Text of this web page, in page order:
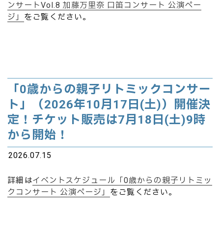
ンサートVol.8 加藤万里奈 口笛コンサート 公演ペー
ジ」 をご覧ください。
「0歳からの親子リトミックコンサー
ト」（2026年10月17日(土)）開催決
定！チケット販売は7月18日(土)9時
から開始！
2026.07.15
詳細はイベントスケジュール「0歳からの親子リトミッ
クコンサート 公演ページ」 をご覧ください。